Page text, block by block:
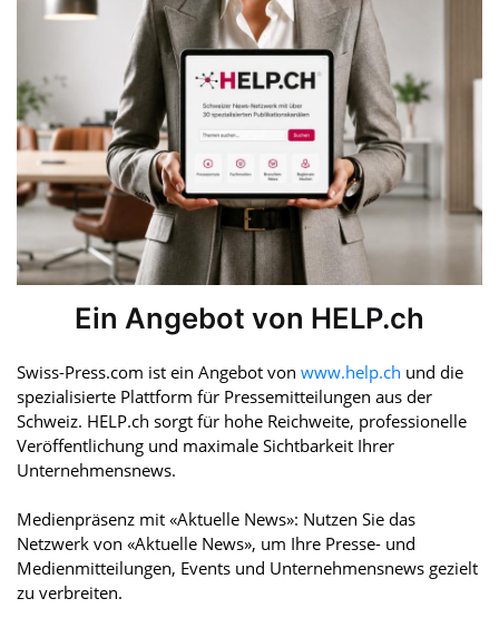
Ein Angebot von HELP.ch
Swiss-Press.com ist ein Angebot von www.help.ch und die
spezialisierte Plattform für Pressemitteilungen aus der
Schweiz. HELP.ch sorgt für hohe Reichweite, professionelle
Veröffentlichung und maximale Sichtbarkeit Ihrer
Unternehmensnews.
Medienpräsenz mit «Aktuelle News»: Nutzen Sie das
Netzwerk von «Aktuelle News», um Ihre Presse- und
Medienmitteilungen, Events und Unternehmensnews gezielt
zu verbreiten.